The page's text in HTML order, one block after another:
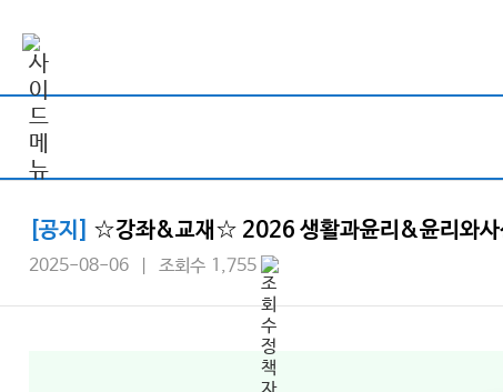
[공지] ☆강좌&교재☆ 2026 생활과윤리&윤리와사
2025-08-06 | 조회수 1,755